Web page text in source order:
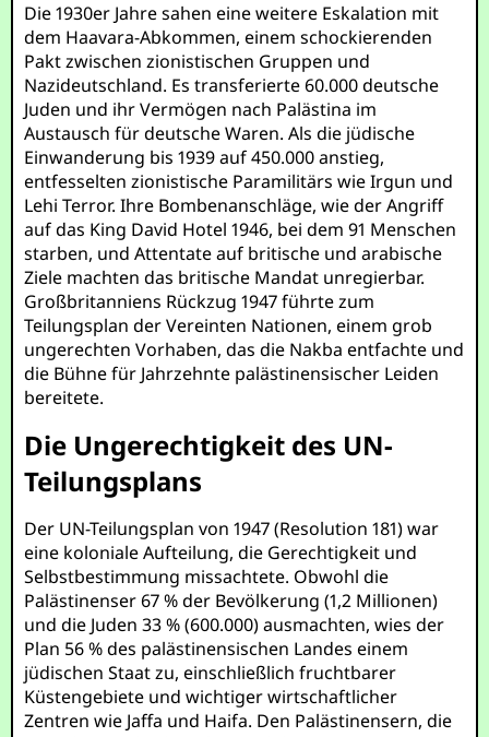
Die 1930er Jahre sahen eine weitere Eskalation mit
dem Haavara-Abkommen, einem schockierenden
Pakt zwischen zionistischen Gruppen und
Nazideutschland. Es transferierte 60.000 deutsche
Juden und ihr Vermögen nach Palästina im
Austausch für deutsche Waren. Als die jüdische
Einwanderung bis 1939 auf 450.000 anstieg,
entfesselten zionistische Paramilitärs wie Irgun und
Lehi Terror. Ihre Bombenanschläge, wie der Angriff
auf das King David Hotel 1946, bei dem 91 Menschen
starben, und Attentate auf britische und arabische
Ziele machten das britische Mandat unregierbar.
Großbritanniens Rückzug 1947 führte zum
Teilungsplan der Vereinten Nationen, einem grob
ungerechten Vorhaben, das die Nakba entfachte und
die Bühne für Jahrzehnte palästinensischer Leiden
bereitete.
Die Ungerechtigkeit des UN-
Teilungsplans
Der UN-Teilungsplan von 1947 (Resolution 181) war
eine koloniale Aufteilung, die Gerechtigkeit und
Selbstbestimmung missachtete. Obwohl die
Palästinenser 67 % der Bevölkerung (1,2 Millionen)
und die Juden 33 % (600.000) ausmachten, wies der
Plan 56 % des palästinensischen Landes einem
jüdischen Staat zu, einschließlich fruchtbarer
Küstengebiete und wichtiger wirtschaftlicher
Zentren wie Jaffa und Haifa. Den Palästinensern, die